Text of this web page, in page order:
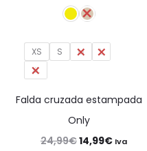
XS S M
L
XL
Falda cruzada estampada
Only
24,99€El
14,99€ElIva